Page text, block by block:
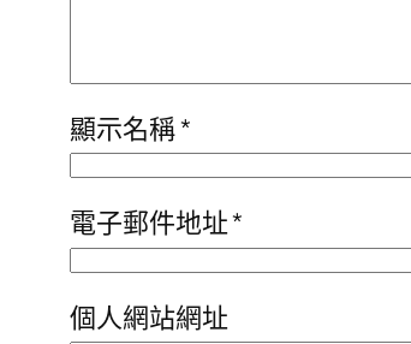
顯示名稱*
電子郵件地址*
個人網站網址